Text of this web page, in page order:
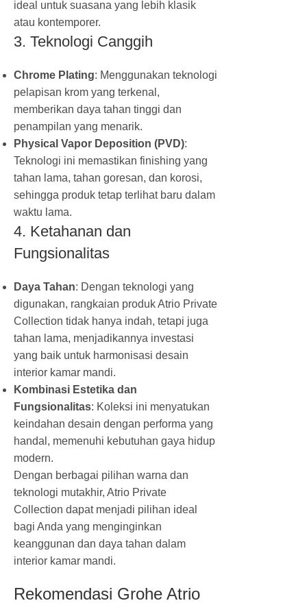
ideal untuk suasana yang lebih klasik
atau kontemporer.
3. Teknologi Canggih
Chrome Plating: Menggunakan teknologi
pelapisan krom yang terkenal,
memberikan daya tahan tinggi dan
penampilan yang menarik.
Physical Vapor Deposition (PVD):
Teknologi ini memastikan finishing yang
tahan lama, tahan goresan, dan korosi,
sehingga produk tetap terlihat baru dalam
waktu lama.
4. Ketahanan dan
Fungsionalitas
Daya Tahan: Dengan teknologi yang
digunakan, rangkaian produk Atrio Private
Collection tidak hanya indah, tetapi juga
tahan lama, menjadikannya investasi
yang baik untuk harmonisasi desain
interior kamar mandi.
Kombinasi Estetika dan
Fungsionalitas: Koleksi ini menyatukan
keindahan desain dengan performa yang
handal, memenuhi kebutuhan gaya hidup
modern.
Dengan berbagai pilihan warna dan
teknologi mutakhir, Atrio Private
Collection dapat menjadi pilihan ideal
bagi Anda yang menginginkan
keanggunan dan daya tahan dalam
interior kamar mandi.
Rekomendasi Grohe Atrio